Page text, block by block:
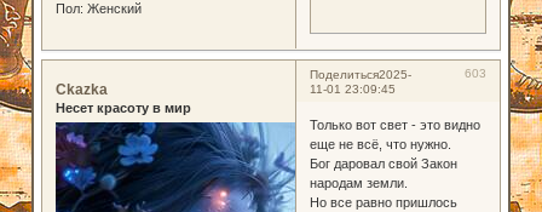
Пол: Женский
Поделиться 603
2025-
11-01 23:09:45
Ckazka
Несет красоту в мир
Только вот свет - это видно
еще не всё, что нужно.
Бог даровал свой Закон
народам земли.
Но все равно пришлось